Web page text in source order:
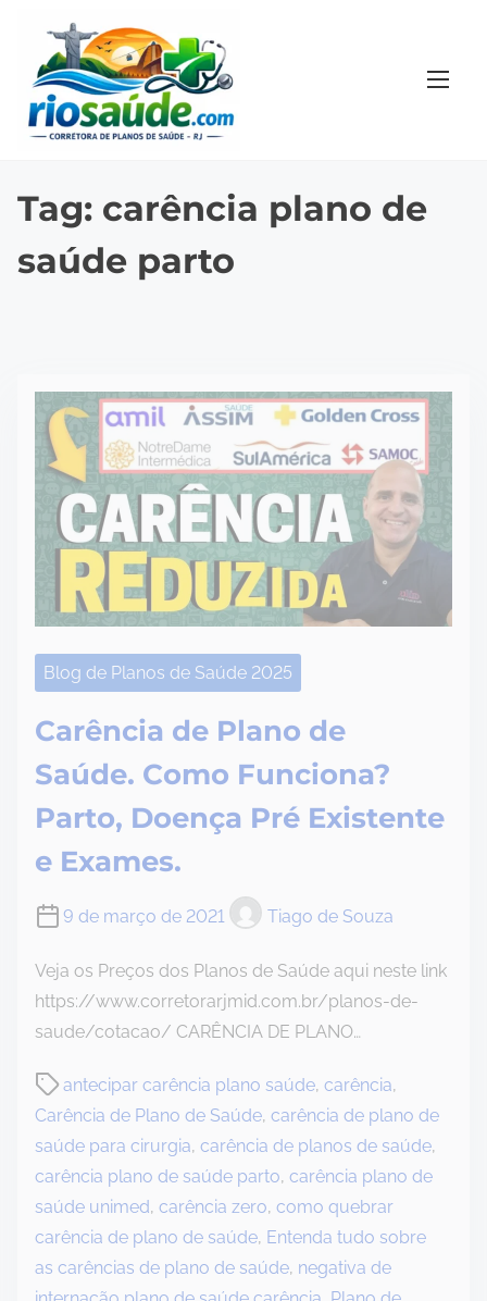
Tag: carência plano de
saúde parto
Blog de Planos de Saúde 2025
Carência de Plano de
Saúde. Como Funciona?
Parto, Doença Pré Existente
e Exames.
9 de março de 2021 Tiago de Souza
Veja os Preços dos Planos de Saúde aqui neste link
https://www.corretorarjmid.com.br/planos-de-
saude/cotacao/ CARÊNCIA DE PLANO…
antecipar carência plano saúde, carência,
Carência de Plano de Saúde, carência de plano de
saúde para cirurgia, carência de planos de saúde,
carência plano de saúde parto, carência plano de
saúde unimed, carência zero, como quebrar
carência de plano de saúde, Entenda tudo sobre
as carências de plano de saúde, negativa de
P
o
s
t
r
e
a
d